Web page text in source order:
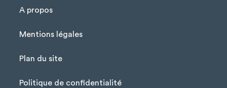
Menu Pied de page
A propos
Mentions légales
Plan du site
Politique de confidentialité